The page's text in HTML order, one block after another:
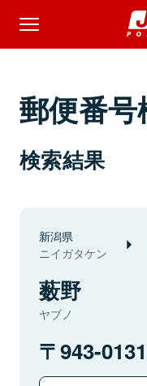
郵便番号
検索結果
新潟県
ニイガタケン
薮野
ヤブノ
943-0131